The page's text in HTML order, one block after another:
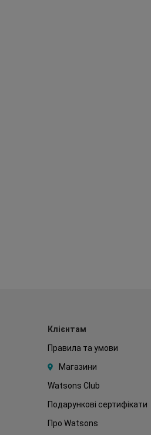
Клієнтам
Правила та умови
Магазини
Watsons Club
Подарункові сертифікати
Про Watsons